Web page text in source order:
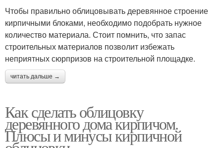
Чтобы правильно облицовывать деревянное строение
кирпичными блоками, необходимо подобрать нужное
количество материала. Стоит помнить, что запас
строительных материалов позволит избежать
неприятных сюрпризов на строительной площадке.
читать дальше →
Как сделать облицовку
деревянного дома кирпичом.
Плюсы и минусы кирпичной